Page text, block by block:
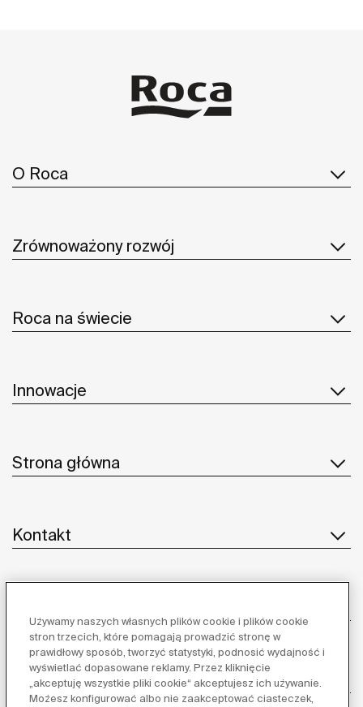
O Roca
Zrównoważony rozwój
Roca na świecie
Innowacje
Strona główna
Kontakt
Dostawcy
Używamy naszych własnych plików cookie i plików cookie
stron trzecich, które pomagają prowadzić stronę w
prawidłowy sposób, tworzyć statystyki, podnosić wydajność i
wyświetlać dopasowane reklamy. Przez kliknięcie
„akceptuję wszystkie pliki cookie“ akceptujesz ich używanie.
Możesz konfigurować albo nie zaakceptować ciasteczek,